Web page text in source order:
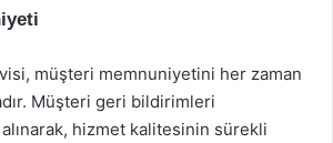
müşteri memnuniyetini her zaman
Müşteri geri bildirimleri
hizmet kalitesinin sürekli